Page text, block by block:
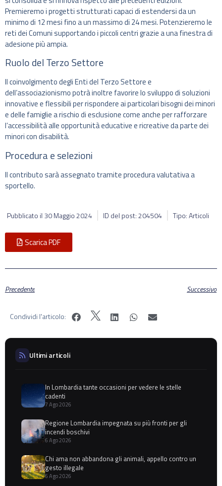
Premieremo i progetti strutturati capaci di estendersi da un
minimo di 12 mesi fino a un massimo di 24 mesi. Potenzieremo le
reti dei Comuni supportando i piccoli centri grazie a una finestra di
adesione più ampia.
Ruolo del Terzo Settore
Il coinvolgimento degli Enti del Terzo Settore e
dell’associazionismo potrà inoltre favorire lo sviluppo di soluzioni
innovative e flessibili per rispondere ai particolari bisogni dei minori
e delle famiglie a rischio di esclusione come anche per rafforzare
l’accessibilità alle opportunità educative e ricreative da parte dei
minori con disabilità.
Procedura e selezioni
Il contributo sarà assegnato tramite procedura valutativa a
sportello.
Pubblicato il 30 Maggio 2024 ID del post: 204504 Tipo: Articoli
Scarica PDF
Precedente Successivo
Condividi l'articolo:
Ultimi articoli
In Lombardia tante occasioni per vedere le stelle
cadenti
7 Ago 2026
Regione Lombardia impegnata su più fronti per gli
incendi boschivi
6 Ago 2026
Chi ama non abbandona gli animali, appello contro un
gesto illegale
6 Ago 2026